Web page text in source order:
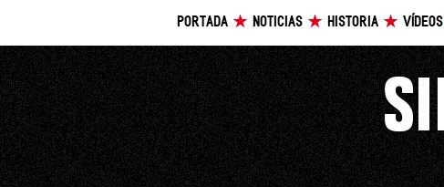
PORTADA NOTICIAS HISTORIA VÍDEOS